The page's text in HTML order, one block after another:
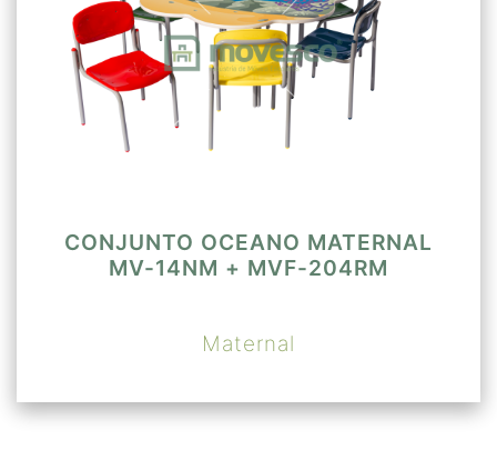
CONJUNTO OCEANO MATERNAL
MV-14NM + MVF-204RM
Maternal